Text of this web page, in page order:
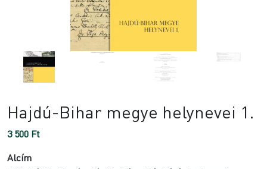
Hajdú-Bihar megye helynevei 1.
3 500 Ft
Alcím